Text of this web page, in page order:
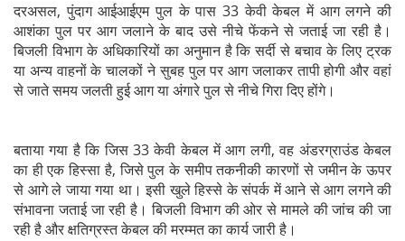
दरअसल, पुंदाग आईआईएम पुल के पास 33 केवी केबल में आग लगने की
आशंका पुल पर आग जलाने के बाद उसे नीचे फेंकने से जताई जा रही है।
बिजली विभाग के अधिकारियों का अनुमान है कि सर्दी से बचाव के लिए ट्रक
या अन्य वाहनों के चालकों ने सुबह पुल पर आग जलाकर तापी होगी और वहां
से जाते समय जलती हुई आग या अंगारे पुल से नीचे गिरा दिए होंगे।
बताया गया है कि जिस 33 केवी केबल में आग लगी, वह अंडरग्राउंड केबल
का ही एक हिस्सा है, जिसे पुल के समीप तकनीकी कारणों से जमीन के ऊपर
से आगे ले जाया गया था। इसी खुले हिस्से के संपर्क में आने से आग लगने की
संभावना जताई जा रही है। बिजली विभाग की ओर से मामले की जांच की जा
रही है और क्षतिग्रस्त केबल की मरम्मत का कार्य जारी है।